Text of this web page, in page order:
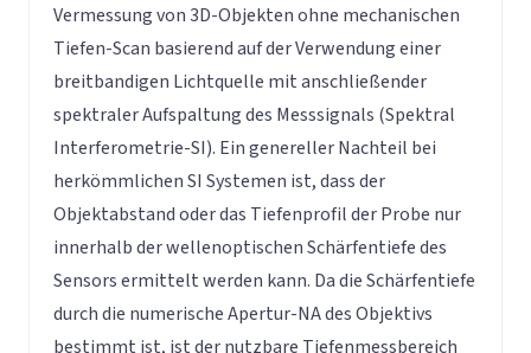
Vermessung von 3D-Objekten ohne mechanischen
Tiefen-Scan basierend auf der Verwendung einer
breitbandigen Lichtquelle mit anschließender
spektraler Aufspaltung des Messsignals (Spektral
Interferometrie-SI). Ein genereller Nachteil bei
herkömmlichen SI Systemen ist, dass der
Objektabstand oder das Tiefenprofil der Probe nur
innerhalb der wellenoptischen Schärfentiefe des
Sensors ermittelt werden kann. Da die Schärfentiefe
durch die numerische Apertur-NA des Objektivs
bestimmt ist, ist der nutzbare Tiefenmessbereich